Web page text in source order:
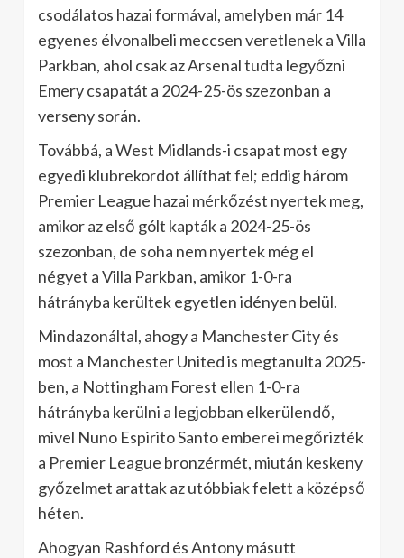
csodálatos hazai formával, amelyben már 14
egyenes élvonalbeli meccsen veretlenek a Villa
Parkban, ahol csak az Arsenal tudta legyőzni
Emery csapatát a 2024-25-ös szezonban a
verseny során.
Továbbá, a West Midlands-i csapat most egy
egyedi klubrekordot állíthat fel; eddig három
Premier League hazai mérkőzést nyertek meg,
amikor az első gólt kapták a 2024-25-ös
szezonban, de soha nem nyertek még el
négyet a Villa Parkban, amikor 1-0-ra
hátrányba kerültek egyetlen idényen belül.
Mindazonáltal, ahogy a Manchester City és
most a Manchester United is megtanulta 2025-
ben, a Nottingham Forest ellen 1-0-ra
hátrányba kerülni a legjobban elkerülendő,
mivel Nuno Espirito Santo emberei megőrizték
a Premier League bronzérmét, miután keskeny
győzelmet arattak az utóbbiak felett a középső
héten.
Ahogyan Rashford és Antony másutt